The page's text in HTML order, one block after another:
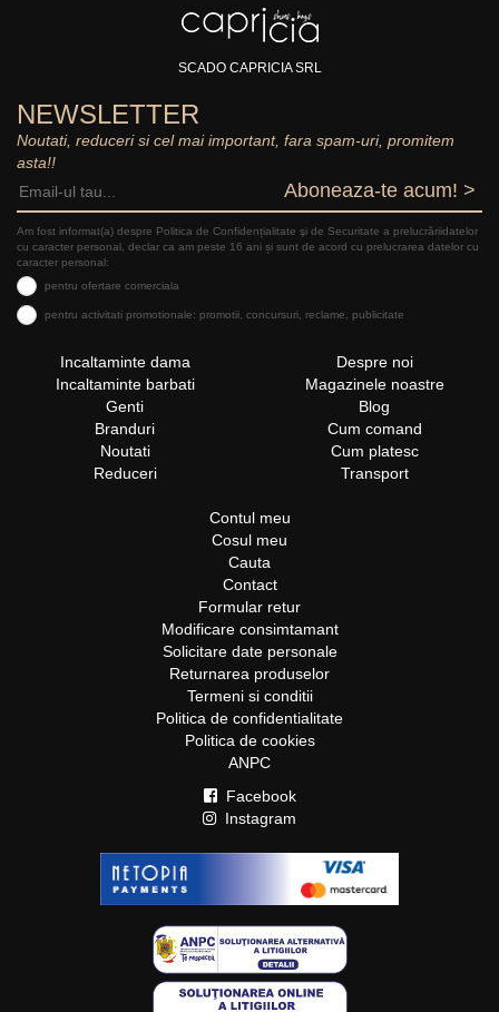
SCADO CAPRICIA SRL
NEWSLETTER
Noutati, reduceri si cel mai important, fara spam-uri, promitem
asta!!
Aboneaza-te acum! >
Am fost informat(a) despre Politica de Confidențialitate şi de Securitate a prelucrăriidatelor
cu caracter personal, declar ca am peste 16 ani și sunt de acord cu prelucrarea datelor cu
caracter personal:
pentru ofertare comerciala
pentru activitati promotionale: promotii, concursuri, reclame, publicitate
Incaltaminte dama
Incaltaminte barbati
Genti
Branduri
Noutati
Reduceri
Despre noi
Magazinele noastre
Blog
Cum comand
Cum platesc
Transport
Contul meu
Cosul meu
Cauta
Contact
Formular retur
Modificare consimtamant
Solicitare date personale
Returnarea produselor
Termeni si conditii
Politica de confidentialitate
Politica de cookies
ANPC
Facebook
Instagram